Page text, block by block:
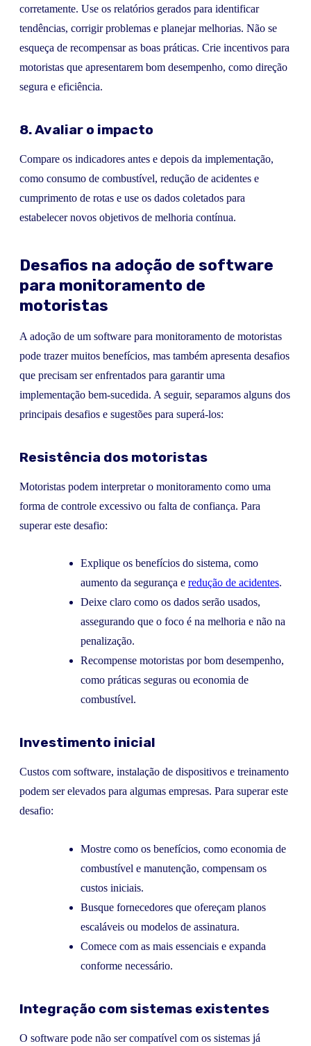
corretamente. Use os relatórios gerados para identificar
tendências, corrigir problemas e planejar melhorias. Não se
esqueça de recompensar as boas práticas. Crie incentivos para
motoristas que apresentarem bom desempenho, como direção
segura e eficiência.
8. Avaliar o impacto
Compare os indicadores antes e depois da implementação,
como consumo de combustível, redução de acidentes e
cumprimento de rotas e use os dados coletados para
estabelecer novos objetivos de melhoria contínua.
Desafios na adoção de software
para monitoramento de
motoristas
A adoção de um software para monitoramento de motoristas
pode trazer muitos benefícios, mas também apresenta desafios
que precisam ser enfrentados para garantir uma
implementação bem-sucedida. A seguir, separamos alguns dos
principais desafios e sugestões para superá-los:
Resistência dos motoristas
Motoristas podem interpretar o monitoramento como uma
forma de controle excessivo ou falta de confiança. Para
superar este desafio:
Explique os benefícios do sistema, como
aumento da segurança e redução de acidentes.
Deixe claro como os dados serão usados,
assegurando que o foco é na melhoria e não na
penalização.
Recompense motoristas por bom desempenho,
como práticas seguras ou economia de
combustível.
Investimento inicial
Custos com software, instalação de dispositivos e treinamento
podem ser elevados para algumas empresas. Para superar este
desafio:
Mostre como os benefícios, como economia de
combustível e manutenção, compensam os
custos iniciais.
Busque fornecedores que ofereçam planos
escaláveis ou modelos de assinatura.
Comece com as mais essenciais e expanda
conforme necessário.
Integração com sistemas existentes
O software pode não ser compatível com os sistemas já